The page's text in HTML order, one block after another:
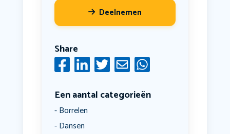
Deelnemen
Share
Een aantal categorieën
Borrelen
Dansen